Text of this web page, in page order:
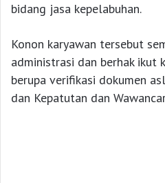
bidang jasa kepelabuhan.
Konon karyawan tersebut
administrasi dan berhak ikut
berupa verifikasi dokumen
dan Kepatutan dan